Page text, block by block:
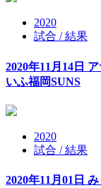
2020
試合 / 結果
2020年11月14日
いふ福岡SUNS
2020
試合 / 結果
2020年11月01日